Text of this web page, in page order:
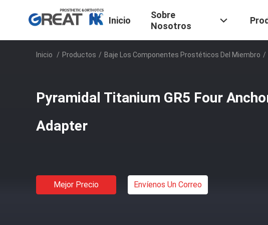
Inicio
Sobre
Nosotros
Inicio / Productos / Baje Los Componentes Prostéticos Del Miembro /
Pyramidal Titanium GR5 Four
Adapter
Mejor Precio Envíenos Un Correo